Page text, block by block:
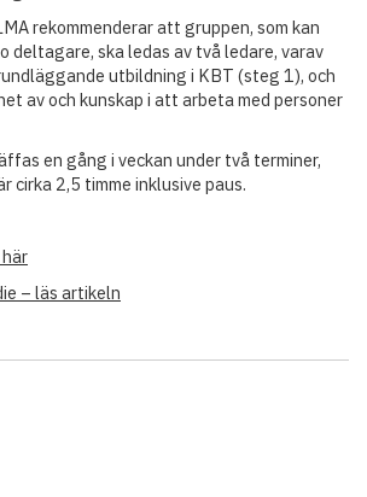
rekommenderar att gruppen, som kan
deltagare, ska ledas av två ledare, varav
utbildning i KBT (steg 1), och
av och kunskap i att arbeta med personer
en gång i veckan under två terminer,
cirka 2,5 timme inklusive paus.
här
– läs artikeln